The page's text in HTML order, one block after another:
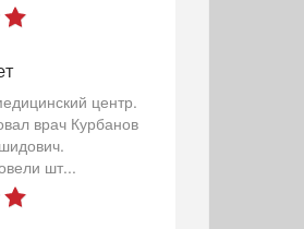
центр.
врач Курбанов
шт...